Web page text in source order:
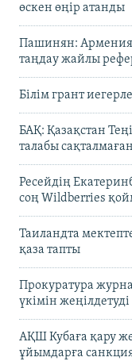
өскен өңір атанды
Пашинян: Армения
таңдау жайлы
Білім грант
БАҚ: Қазақстан
талабы
Ресейдің
соң Wildberries
Таиландта
қаза тапты
Прокуратура
үкімін
АҚШ Кубаға қару
ұйымдарға